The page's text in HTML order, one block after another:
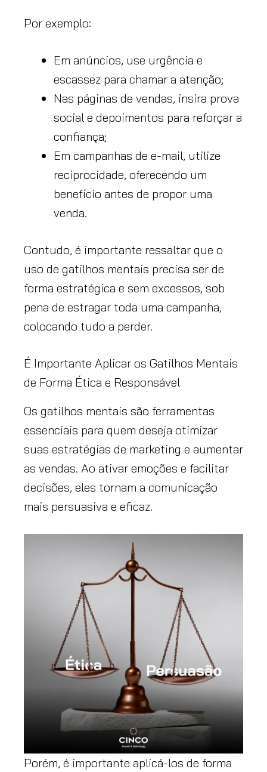
Por exemplo:
Em anúncios, use urgência e
escassez para chamar a atenção;
Nas páginas de vendas, insira prova
social e depoimentos para reforçar a
confiança;
Em campanhas de e-mail, utilize
reciprocidade, oferecendo um
benefício antes de propor uma
venda.
Contudo, é importante ressaltar que o
uso de gatilhos mentais precisa ser de
forma estratégica e sem excessos, sob
pena de estragar toda uma campanha,
colocando tudo a perder.
É Importante Aplicar os Gatilhos Mentais
de Forma Ética e Responsável
Os gatilhos mentais são ferramentas
essenciais para quem deseja otimizar
suas estratégias de marketing e aumentar
as vendas. Ao ativar emoções e facilitar
decisões, eles tornam a comunicação
mais persuasiva e eficaz.
Porém, é importante aplicá-los de forma